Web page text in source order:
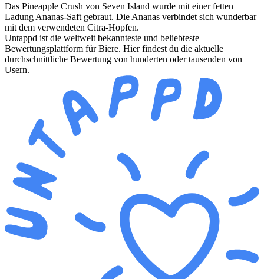
Das Pineapple Crush von Seven Island wurde mit einer fetten
Ladung Ananas-Saft gebraut. Die Ananas verbindet sich wunderbar
mit dem verwendeten Citra-Hopfen.
Untappd ist die weltweit bekannteste und beliebteste
Bewertungsplattform für Biere. Hier findest du die aktuelle
durchschnittliche Bewertung von hunderten oder tausenden von
Usern.